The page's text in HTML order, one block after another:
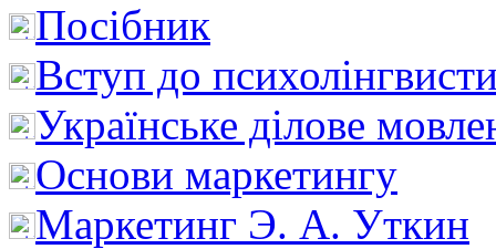
Посібник
Вступ до
Українське ділове
Основи маркетингу
Маркетинг Э. А. Уткин